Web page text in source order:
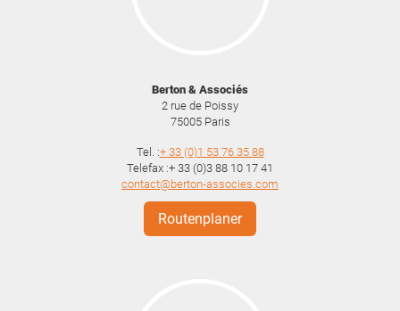
Berton & Associés
2 rue de Poissy
75005 Paris
Tel. :+ 33 (0)1 53 76 35 88
Telefax :+ 33 (0)3 88 10 17 41
contact@berton-associes.com
Routenplaner